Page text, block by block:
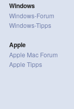
Windows
Windows-Forum
Windows-Tipps
Apple
Apple Mac Forum
Apple Tipps